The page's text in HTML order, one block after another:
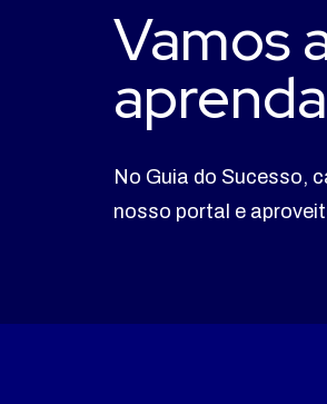
Vamos
No Guia do Sucesso,
nosso portal e